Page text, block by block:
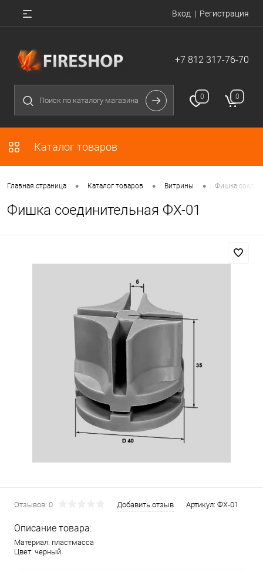
Вход Регистрация
+7 812 317-76-70
0 0
Каталог товаров
Главная страница • Каталог товаров • Витрины • Фишка
Фишка соединительная ФХ-01
Отзывов: 0 Добавить отзыв Артикул: ФХ-01
Описание товара:
Материал: пластмасса
Цвет: черный